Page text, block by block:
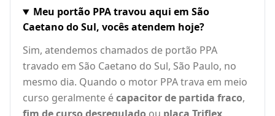
Meu portão PPA travou aqui em São
Caetano do Sul, vocês atendem hoje?
Sim, atendemos chamados de portão PPA
travado em São Caetano do Sul, São Paulo, no
mesmo dia. Quando o motor PPA trava em meio
curso geralmente écapacitor de partida fraco,